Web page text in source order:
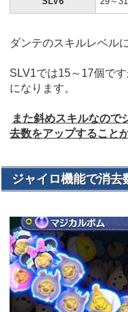
ダンテのスキルレベル
SLV1では15～17個で
になります。
また斜めスキルなので
去数をアップすること
ジャイロ機能で消去